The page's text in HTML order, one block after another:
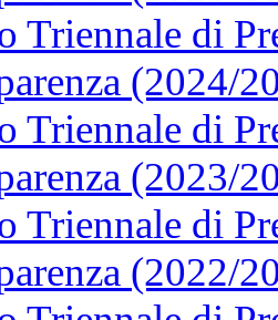
Triennale di
(2024/
Triennale di
(2023/
Triennale di
(2022/